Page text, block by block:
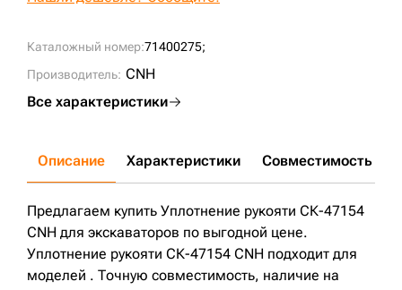
Каталожный номер:71400275;
Производитель: CNH
Все характеристики
Описание Характеристики Совместимость
Предлагаем купить Уплотнение рукояти СК-47154
CNH для экскаваторов по выгодной цене.
Уплотнение рукояти СК-47154 CNH подходит для
моделей . Точную совместимость, наличие на